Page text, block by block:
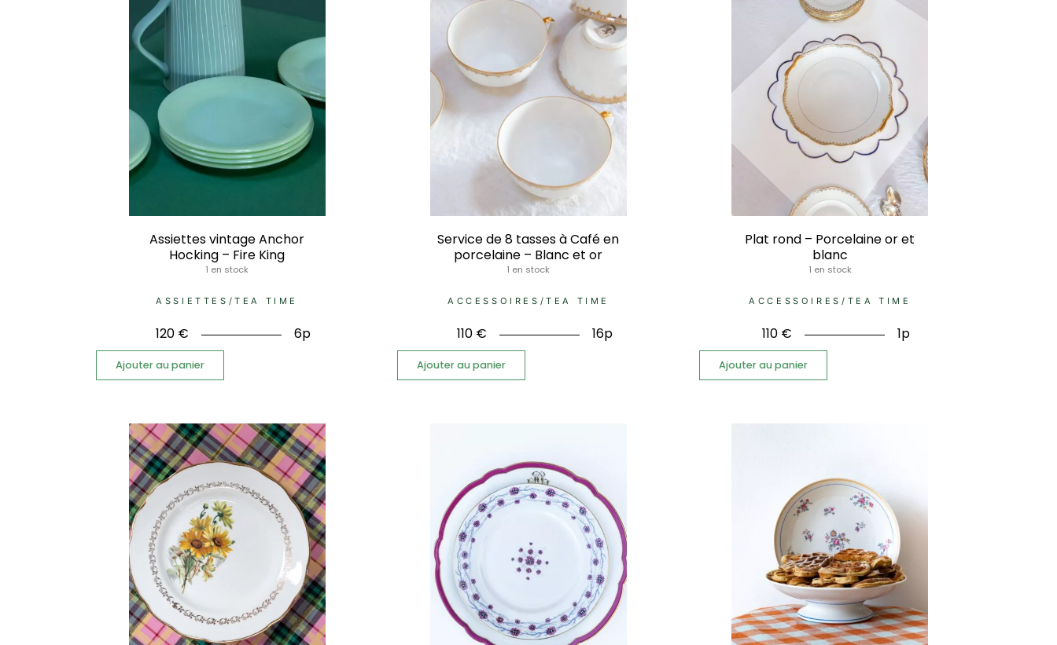
Assiettes vintage Anchor
Hocking – Fire King
1 en stock
ASSIETTES /TEA TIME
120 € 6p
Ajouter au panier
Service de 8 tasses à Café en
porcelaine – Blanc et or
1 en stock
ACCESSOIRES /TEA TIME
110 € 16p
Ajouter au panier
Plat rond – Porcelaine or et
blanc
1 en stock
ACCESSOIRES / TEA TIME
110 € 1p
Ajouter au panier